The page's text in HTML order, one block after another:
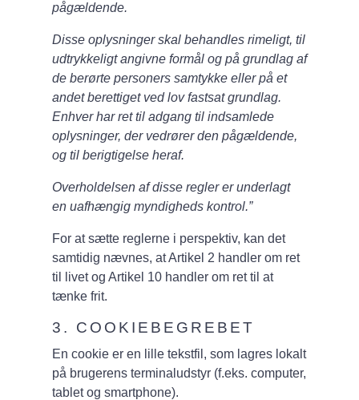
pågældende.
Disse oplysninger skal behandles rimeligt, til
udtrykkeligt angivne formål og på grundlag af
de berørte personers samtykke eller på et
andet berettiget ved lov fastsat grundlag.
Enhver har ret til adgang til indsamlede
oplysninger, der vedrører den pågældende,
og til berigtigelse heraf.
Overholdelsen af disse regler er underlagt
en uafhængig myndigheds kontrol.”
For at sætte reglerne i perspektiv, kan det
samtidig nævnes, at Artikel 2 handler om ret
til livet og Artikel 10 handler om ret til at
tænke frit.
3. COOKIEBEGREBET
En cookie er en lille tekstfil, som lagres lokalt
på brugerens terminaludstyr (f.eks. computer,
tablet og smartphone).